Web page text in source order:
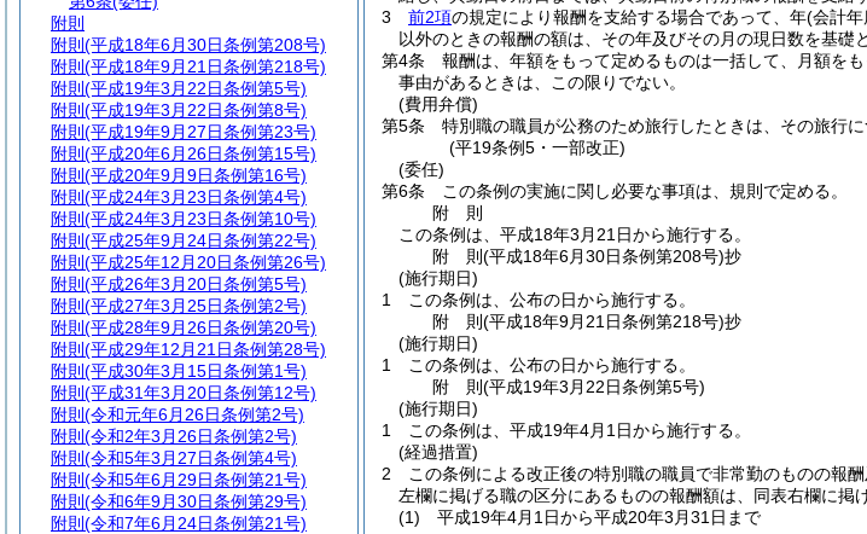
3
前2項の規定により報酬を支給する場合であって、年(会計年
以外のときの報酬の額は、その年及びその月の現日数を基礎
第4条
報酬は、年額をもって定めるものは一括して、月額を
事由があるときは、この限りでない。
(費用弁償)
第5条
特別職の職員が公務のため旅行したときは、その旅行
(平19条例5・一部改正)
(委任)
第6条
この条例の実施に関し必要な事項は、規則で定める。
附 則
この条例は、平成18年3月21日から施行する。
附 則(平成18年6月30日条例第208号)抄
(施行期日)
1
この条例は、公布の日から施行する。
附 則(平成18年9月21日条例第218号)抄
(施行期日)
1
この条例は、公布の日から施行する。
附 則(平成19年3月22日条例第5号)
(施行期日)
1
この条例は、平成19年4月1日から施行する。
(経過措置)
2
この条例による改正後の特別職の職員で非常勤のものの報
左欄に掲げる職の区分にあるものの報酬額は、同表右欄に掲
(1)
平成19年4月1日から平成20年3月31日まで
附則
附則 (平成18年6月30日条例第208号)
附則 (平成18年9月21日条例第218号)
附則 (平成19年3月22日条例第5号)
附則 (平成19年3月22日条例第8号)
附則 (平成19年9月27日条例第23号)
附則 (平成20年6月26日条例第15号)
附則 (平成20年9月9日条例第16号)
附則 (平成24年3月23日条例第4号)
附則 (平成24年3月23日条例第10号)
附則 (平成25年9月24日条例第22号)
附則 (平成25年12月20日条例第26号)
附則 (平成26年3月20日条例第5号)
附則 (平成27年3月25日条例第2号)
附則 (平成28年9月26日条例第20号)
附則 (平成29年12月21日条例第28号)
附則 (平成30年3月15日条例第1号)
附則 (平成31年3月20日条例第12号)
附則 (令和元年6月26日条例第2号)
附則 (令和2年3月26日条例第2号)
附則 (令和5年3月27日条例第4号)
附則 (令和5年6月29日条例第21号)
附則 (令和6年9月30日条例第29号)
附則 (令和7年6月24日条例第21号)